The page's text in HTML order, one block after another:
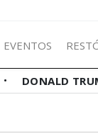
EVENTOS
DONALD